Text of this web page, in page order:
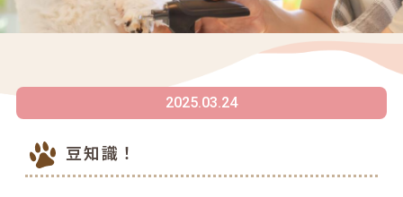
2025.03.24
豆知識！